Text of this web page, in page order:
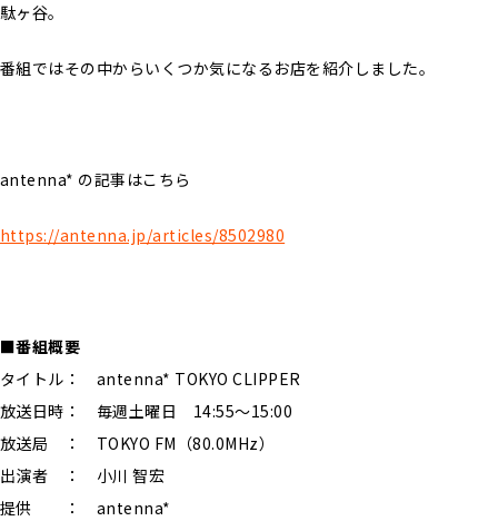
駄ヶ谷。
番組ではその中からいくつか気になるお店を紹介しました。
antenna* の記事はこちら
https://antenna.jp/articles/8502980
■番組概要
タイトル： antenna* TOKYO CLIPPER
放送日時： 毎週土曜日 14:55〜15:00
放送局 ： TOKYO FM（80.0MHz）
出演者 ： 小川 智宏
提供 ： antenna*